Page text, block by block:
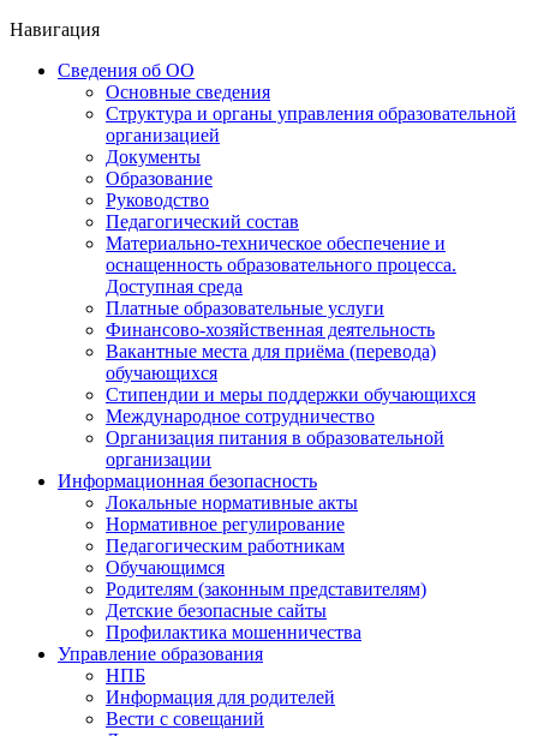
Навигация
Сведения об ОО
Основные сведения
Структура и органы управления образовательной
организацией
Документы
Образование
Руководство
Педагогический состав
Материально-техническое обеспечение и
оснащенность образовательного процесса.
Доступная среда
Платные образовательные услуги
Финансово-хозяйственная деятельность
Вакантные места для приёма (перевода)
обучающихся
Стипендии и меры поддержки обучающихся
Международное сотрудничество
Организация питания в образовательной
организации
Информационная безопасность
Локальные нормативные акты
Нормативное регулирование
Педагогическим работникам
Обучающимся
Родителям (законным представителям)
Детские безопасные сайты
Профилактика мошенничества
Управление образования
НПБ
Информация для родителей
Вести с совещаний